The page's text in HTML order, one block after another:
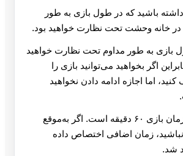
داشته باشید که در طول بازی به طور
در خانه وحشت تحت نظارت خواهید بود.
بازی به طور مداوم تحت نظارت خواهید
اگر بخواهید می‌توانید بازی را
اما اجازه ادامه دادن نخواهید
مدت زمان بازی ۶۰ دقیقه است. اگر به‌موقع
نباشید، زمان اضافی اختصاص داده
شد.